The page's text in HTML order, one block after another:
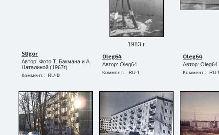
1983 г.
StIgor
Автор: Фото Т. Бакмана и А.
Наталиной (1967г)
Коммент.: RU-0
Oleg64
Автор: Oleg64
Коммент.: RU-1
Oleg64
Автор: Oleg64
Коммент.: RU-1